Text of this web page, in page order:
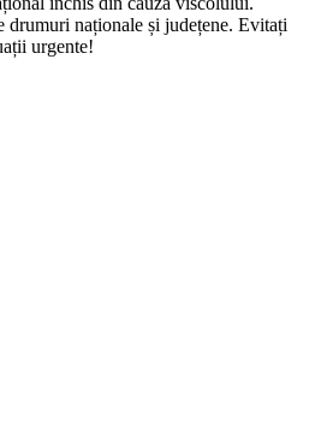
drumuri naționale și județene. Evitați
urgente!